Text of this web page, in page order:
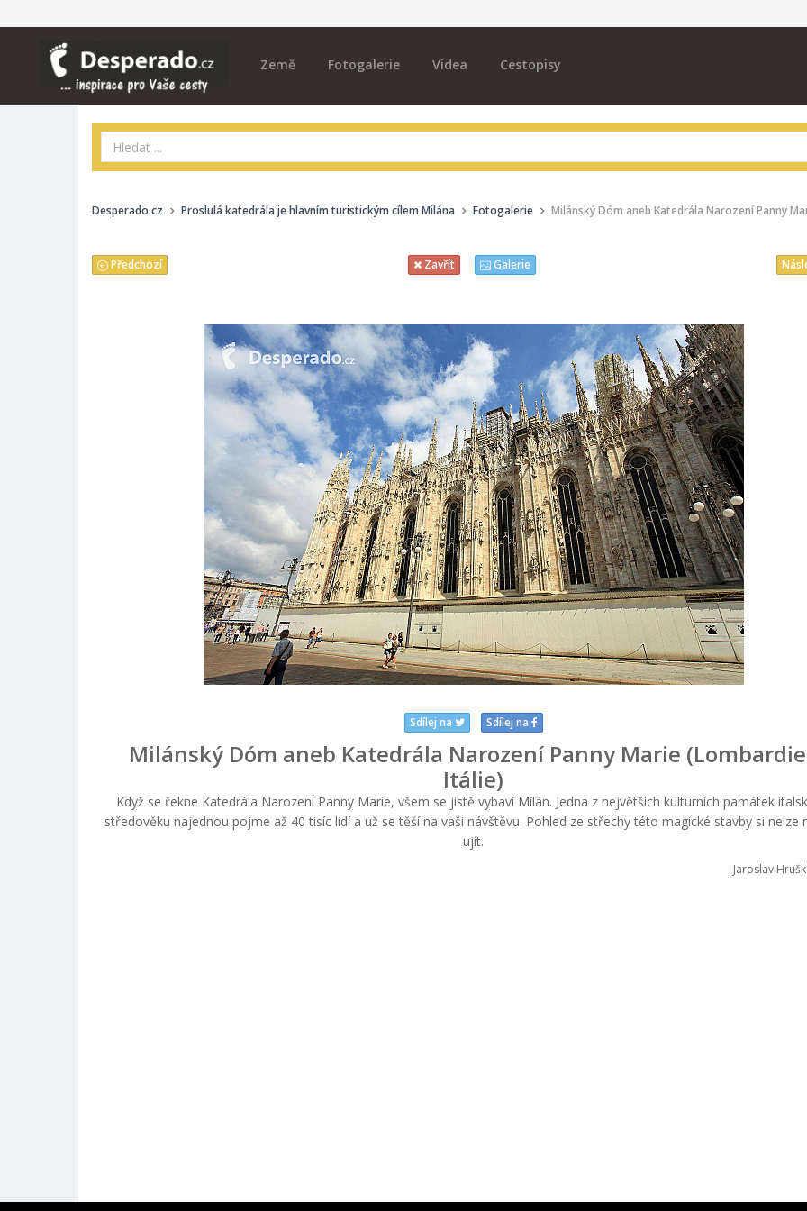
Země Fotogalerie Videa Cestopisy
Desperado.cz Proslulá katedrála je hlavním turistickým cílem Milána Fotogalerie Milánský Dóm aneb Katedrála Narození Panny
Předchozí Zavřít Galerie
Sdílej na Sdílej na
Milánský Dóm aneb Katedrála Narození Panny Marie
Itálie)
Když se řekne Katedrála Narození Panny Marie, všem se jistě vybaví Milán. Jedna z největších kulturních památek
středověku najednou pojme až 40 tisíc lidí a už se těší na vaši návštěvu. Pohled ze střechy této magické stavby si nelze
ujít.
Jaroslav